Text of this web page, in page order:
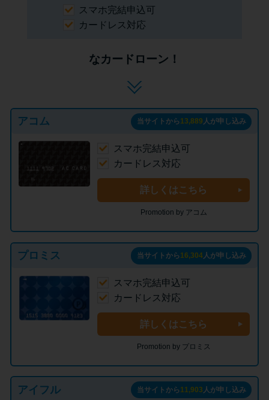
スマホ完結申込可
カードレス対応
なカードローン！
アコム 当サイトから13,889 人が申し込み
スマホ完結申込可
カードレス対応
詳しくはこちら
Promotion by アコム
プロミス 当サイトから16,304人が申し込み
スマホ完結申込可
カードレス対応
詳しくはこちら
Promotion by プロミス
アイフル 当サイトから11,903 人が申し込み